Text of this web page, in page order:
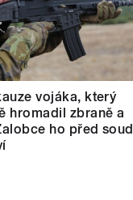
vojáka, který
hromadil zbraně a
ho před soud